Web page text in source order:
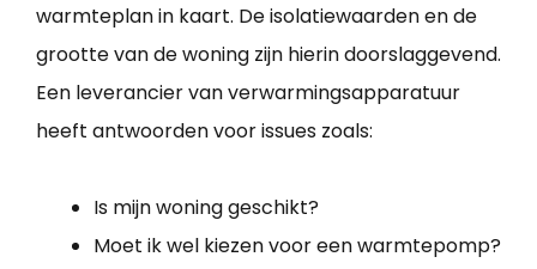
warmteplan in kaart. De isolatiewaarden en de
grootte van de woning zijn hierin doorslaggevend.
Een leverancier van verwarmingsapparatuur
heeft antwoorden voor issues zoals:
Is mijn woning geschikt?
Moet ik wel kiezen voor een warmtepomp?